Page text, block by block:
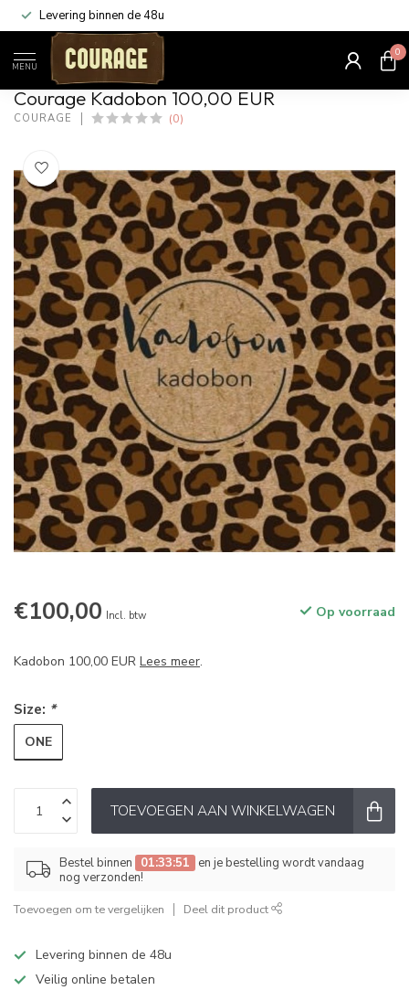
Levering binnen de 48u
MENU
0
Home Kadobon 100,00 EUR
Courage Kadobon 100,00 EUR
COURAGE (0)
€100,00 Incl. btw Op voorraad
Kadobon 100,00 EUR Lees meer.
Size: *
ONE
TOEVOEGEN AAN WINKELWAGEN
Bestel binnen 01:33:51
en je bestelling wordt vandaag
nog verzonden!
Toevoegen om te vergelijken Deel dit product
Levering binnen de 48u
Veilig online betalen